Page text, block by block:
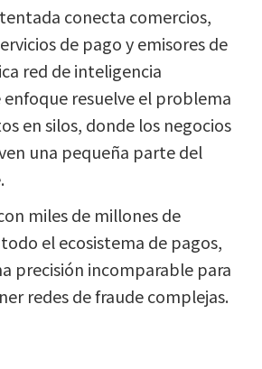
conecta comercios,
de pago y emisores de
red de inteligencia
resuelve el problema
en silos, donde los negocios
una pequeña parte del
miles de millones de
el ecosistema de pagos,
precisión incomparable para
redes de fraude complejas.